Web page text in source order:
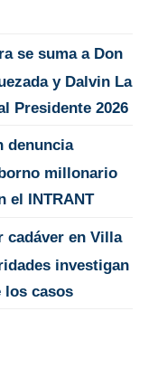
se suma a Don
y Dalvin La
Presidente 2026
denuncia
millonario
el INTRANT
cadáver en Villa
investigan
los casos